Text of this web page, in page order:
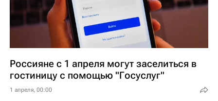
Россияне с 1 апреля могут заселиться в
гостиницу с помощью "Госуслуг"
1 апреля, 00:00